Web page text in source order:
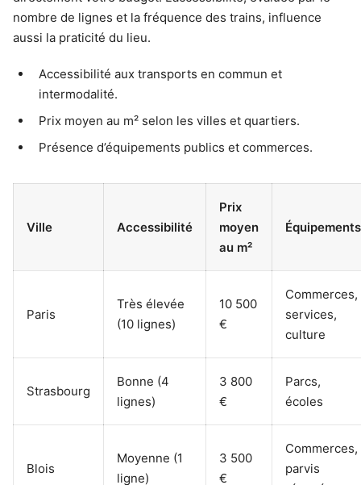
nombre de lignes et la fréquence des trains, influence
aussi la praticité du lieu.
Accessibilité aux transports en commun et
intermodalité.
Prix moyen au m² selon les villes et quartiers.
Présence d’équipements publics et commerces.
Ville Accessibilité
Prix
moyen
au m²
Équipements
Paris
Très élevée
(10 lignes)
10 500
€
Commerces,
services,
culture
Strasbourg
Bonne (4
lignes)
3 800
€
Parcs,
écoles
Blois
Moyenne (1
ligne)
3 500
€
Commerces,
parvis